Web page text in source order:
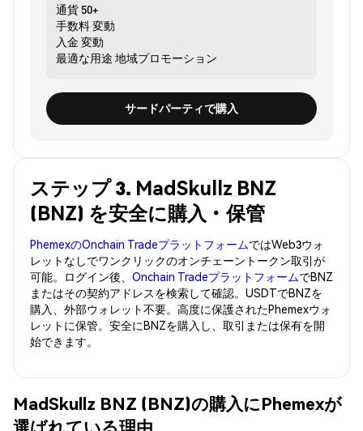
通貨 50+
手数料変動
入金 変動
最適な用途 地域プロモーション
サードパーティで購入
ステップ 3. MadSkullz BNZ
(BNZ) を安全に購入・保管
PhemexのOnchain TradeプラットフォームではWeb3ウォ
レットなしでワンクリックのオンチェーントークン取引が
可能。ログイン後、 Onchain TradeプラットフォームでBNZ
またはその契約アドレスを検索して確認。USDTでBNZを
購入、外部ウォレット不要。高度に保護されたPhemexウォ
レットに保管。安全にBNZを購入し、取引または保有を開
始できます。
MadSkullz BNZ (BNZ)の購入にPhemexが